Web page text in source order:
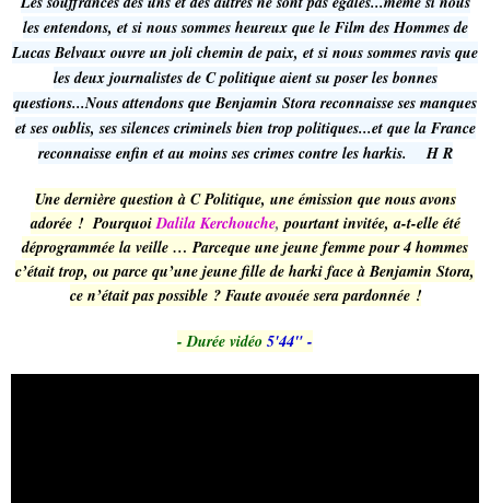
les entendons, et si nous sommes heureux que le Film des Hommes de
Lucas Belvaux ouvre un joli chemin de paix, et si nous sommes ravis que
les deux journalistes de C politique aient su poser les bonnes
questions...Nous attendons que Benjamin Stora reconnaisse ses manques
et ses oublis, ses silences criminels bien trop politiques...et que la France
reconnaisse enfin et au moins ses crimes contre les harkis. H R
Une dernière question à C Politique, une émission que nous avons
adorée ! PourquoiDalila Kerchouche,pourtant invitée, a-t-elle été
déprogrammée la veille … Parceque une jeune femme pour 4 hommes
c’était trop, ou parce qu’une jeune fille de harki face à Benjamin Stora,
ce n’était pas possible ? Faute avouée sera pardonnée !
- Durée vidéo 5'44" -